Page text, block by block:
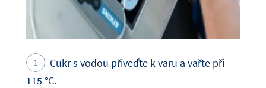
Cukr s vodou přiveďte k varu a vařte při
115 °C.